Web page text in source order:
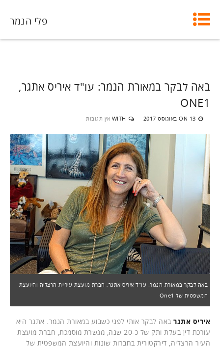
פלי הנמר
באה לבקר במאורת הנמר: עו"ד איריס אתגר,
ONE1
ON 13 באוגוסט 2017 WITH אין תגובות
באה לבקר במאורת הנמר: עו"ד איריס אתגר, חברת מועצת עיריית הרצליה והיועצת
המשפטית של One1
איריס אתגר באה לבקר אותי לפני כשבוע במאורת הנמר. אתגר היא
עורכת דין בעלת ותק של כ-20 שנה, מגשרת מוסמכת, חברת מועצת
העיר הרצליה, דירקטורית בחברות שונות והיועצת המשפטית של